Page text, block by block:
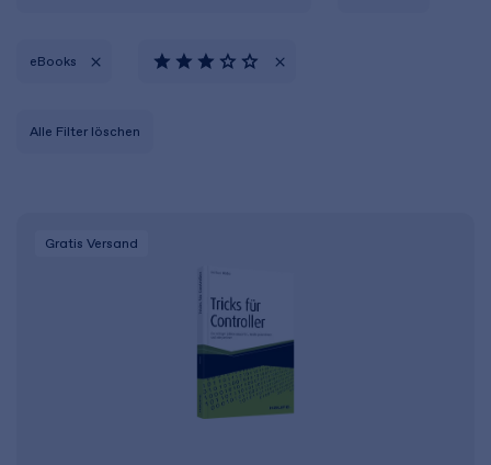
eBooks
Alle Filter löschen
Gratis Versand